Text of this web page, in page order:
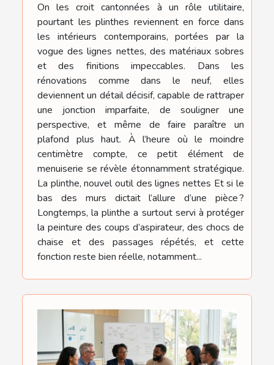
On les croit cantonnées à un rôle utilitaire,
pourtant les plinthes reviennent en force dans
les intérieurs contemporains, portées par la
vogue des lignes nettes, des matériaux sobres
et des finitions impeccables. Dans les
rénovations comme dans le neuf, elles
deviennent un détail décisif, capable de rattraper
une jonction imparfaite, de souligner une
perspective, et même de faire paraître un
plafond plus haut. À l’heure où le moindre
centimètre compte, ce petit élément de
menuiserie se révèle étonnamment stratégique.
La plinthe, nouvel outil des lignes nettes Et si le
bas des murs dictait l’allure d’une pièce ?
Longtemps, la plinthe a surtout servi à protéger
la peinture des coups d’aspirateur, des chocs de
chaise et des passages répétés, et cette
fonction reste bien réelle, notamment...